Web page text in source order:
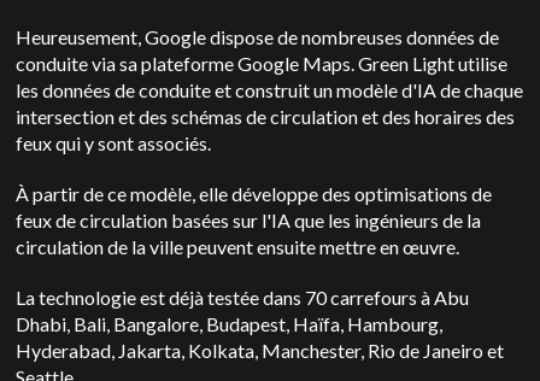
Heureusement, Google dispose de nombreuses données de
conduite via sa plateforme Google Maps. Green Light utilise
les données de conduite et construit un modèle d'IA de chaque
intersection et des schémas de circulation et des horaires des
feux qui y sont associés.
À partir de ce modèle, elle développe des optimisations de
feux de circulation basées sur l'IA que les ingénieurs de la
circulation de la ville peuvent ensuite mettre en œuvre.
La technologie est déjà testée dans 70 carrefours à Abu
Dhabi, Bali, Bangalore, Budapest, Haïfa, Hambourg,
Hyderabad, Jakarta, Kolkata, Manchester, Rio de Janeiro et